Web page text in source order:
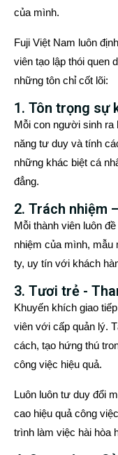
của mình.
Fuji Việt Nam luôn
viên tạo lập thói quen
những tôn chỉ cốt lõi:
1. Tôn trọng sự
Mỗi con người sinh ra
năng tư duy và tính
những khác biệt cá
đẳng.
2. Trách nhiệm
Mỗi thành viên luôn
nhiệm của mình,
ty, uy tín với khách
3. Tươi trẻ -
Khuyến khích giao
viên với cấp quản lý.
cách, tạo hứng thú
công việc hiệu quả.
Luôn luôn tư duy đổi
cao hiệu quả công
trình làm việc hài hòa